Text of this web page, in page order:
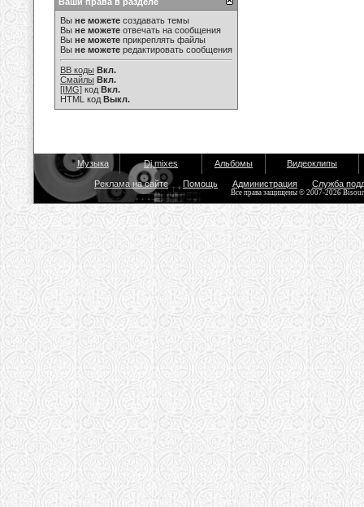
Вы не можете создавать темы
Вы не можете отвечать на сообщения
Вы не можете прикреплять файлы
Вы не можете редактировать сообщения
BB коды Вкл.
Смайлы Вкл.
[IMG] код Вкл.
HTML код Выкл.
Музыка Dj mixes Альбомы Видеоклипы
Реклама на сайте Помощь Администрация Служба
Все права защищены © 2007-2026